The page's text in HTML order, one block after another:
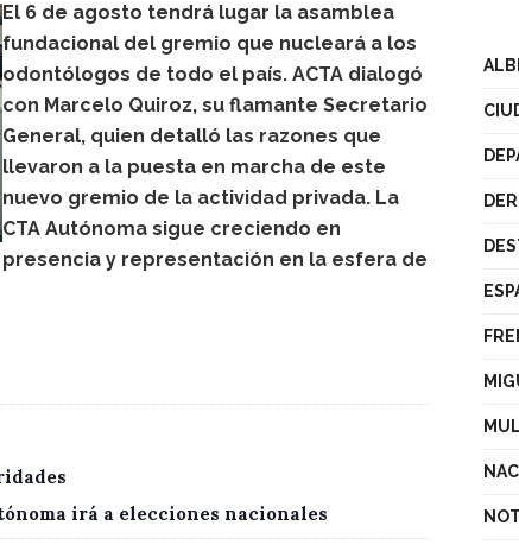
El 6 de agosto tendrá lugar la asamblea
fundacional del gremio que nucleará a los
odontólogos de todo el país. ACTA dialogó
con Marcelo Quiroz, su flamante Secretario
General, quien detalló las razones que
llevaron a la puesta en marcha de este
nuevo gremio de la actividad privada. La
CTA Autónoma sigue creciendo en
presencia y representación en la esfera de
irá a elecciones nacionales